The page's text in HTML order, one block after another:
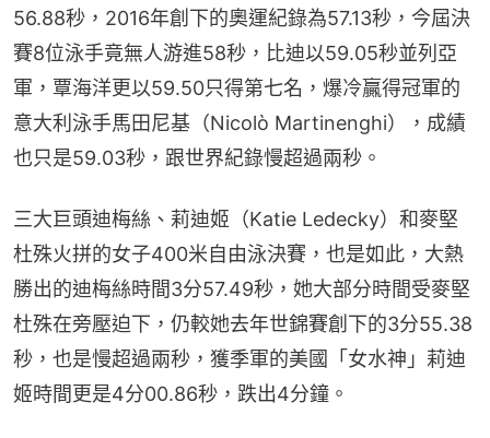
56.88秒，2016年創下的奧運紀錄為57.13秒，今屆決
賽8位泳手竟無人游進58秒，比迪以59.05秒並列亞
軍，覃海洋更以59.50只得第七名，爆冷贏得冠軍的
意大利泳手馬田尼基（Nicolò Martinenghi），成績
也只是59.03秒，跟世界紀錄慢超過兩秒。
三大巨頭迪梅絲、莉迪姬（Katie Ledecky）和麥堅
杜殊火拼的女子400米自由泳決賽，也是如此，大熱
勝出的迪梅絲時間3分57.49秒，她大部分時間受麥堅
杜殊在旁壓迫下，仍較她去年世錦賽創下的3分55.38
秒，也是慢超過兩秒，獲季軍的美國「女水神」莉迪
姬時間更是4分00.86秒，跌出4分鐘。